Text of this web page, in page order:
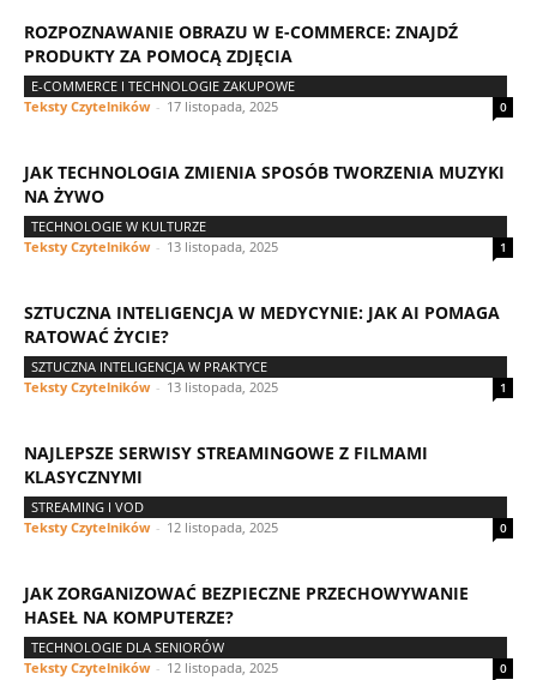
ROZPOZNAWANIE OBRAZU W E-COMMERCE: ZNAJDŹ
PRODUKTY ZA POMOCĄ ZDJĘCIA
E-COMMERCE I TECHNOLOGIE ZAKUPOWE
Teksty Czytelników - 17 listopada, 2025 0
JAK TECHNOLOGIA ZMIENIA SPOSÓB TWORZENIA MUZYKI
NA ŻYWO
TECHNOLOGIE W KULTURZE
Teksty Czytelników - 13 listopada, 2025 1
SZTUCZNA INTELIGENCJA W MEDYCYNIE: JAK AI POMAGA
RATOWAĆ ŻYCIE?
SZTUCZNA INTELIGENCJA W PRAKTYCE
Teksty Czytelników - 13 listopada, 2025 1
NAJLEPSZE SERWISY STREAMINGOWE Z FILMAMI
KLASYCZNYMI
STREAMING I VOD
Teksty Czytelników - 12 listopada, 2025 0
JAK ZORGANIZOWAĆ BEZPIECZNE PRZECHOWYWANIE
HASEŁ NA KOMPUTERZE?
TECHNOLOGIE DLA SENIORÓW
Teksty Czytelników - 12 listopada, 2025 0